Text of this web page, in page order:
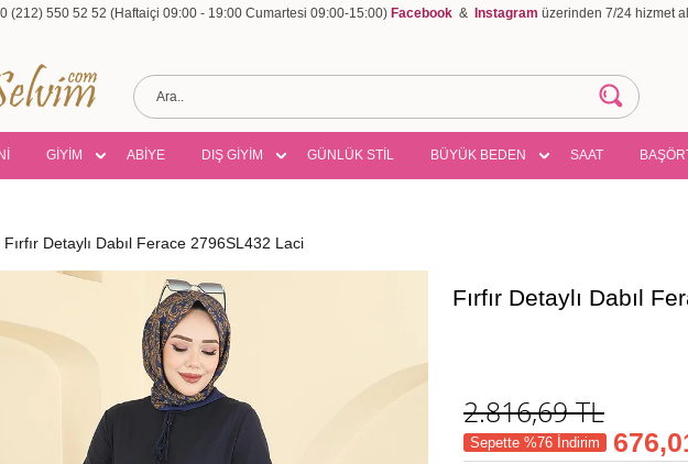
(212) 550 52 52 (Haftaiçi 09:00 - 19:00 Cumartesi 09:00-15:00) Facebook & Instagram üzerinden 7/24 hizmet
GİYİM ABİYE DIŞ GİYİM GÜNLÜK STİL BÜYÜK BEDEN SAAT
Fırfır Detaylı Dabıl Ferace 2796SL432 Laci
Fırfır Detaylı Dabıl
2.816,69TL
Sepette %76 İndirim